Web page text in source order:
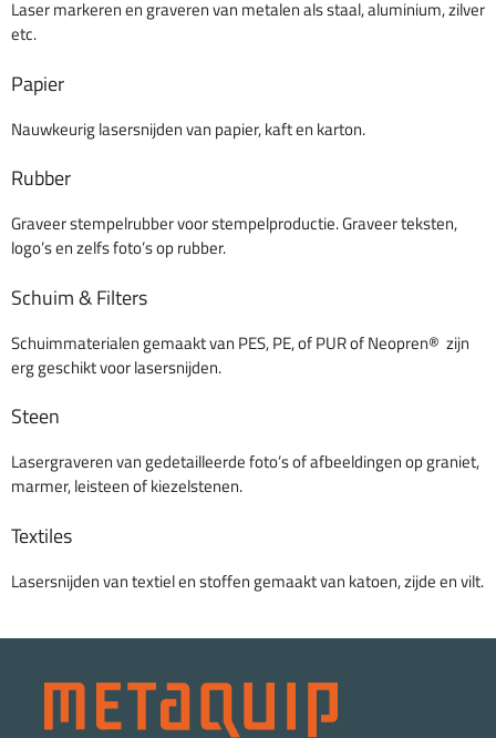
Laser markeren en graveren van metalen als staal, aluminium, zilver
etc.
Papier
Nauwkeurig lasersnijden van papier, kaft en karton.
Rubber
Graveer stempelrubber voor stempelproductie. Graveer teksten,
logo’s en zelfs foto’s op rubber.
Schuim & Filters
Schuimmaterialen gemaakt van PES, PE, of PUR of Neopren® zijn
erg geschikt voor lasersnijden.
Steen
Lasergraveren van gedetailleerde foto’s of afbeeldingen op graniet,
marmer, leisteen of kiezelstenen.
Textiles
Lasersnijden van textiel en stoffen gemaakt van katoen, zijde en vilt.